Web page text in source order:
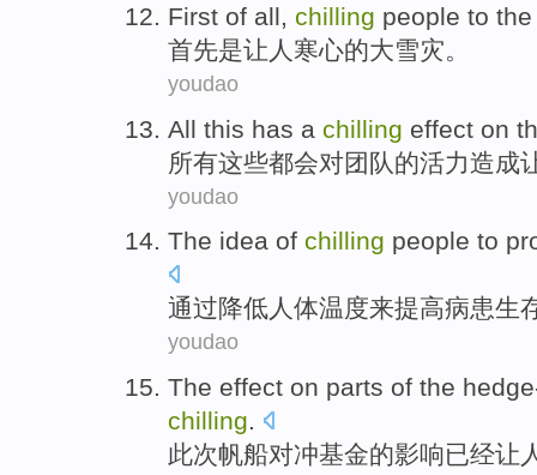
First of all, chilling people to
首先是让人 寒心的大雪灾。
youdao
All this has a chilling effect on
所有这些都会对团队 的活力造成
youdao
The idea of chilling people to
通过降低人体温度来提高病患生
youdao
The effect on parts of the
chilling.
此次帆船对冲基金的影响已经让